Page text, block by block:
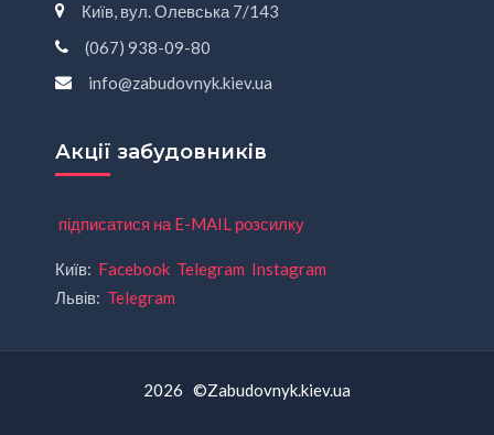
Київ, вул. Олевська 7/143
(067) 938-09-80
info@zabudovnyk.kiev.ua
Акції забудовників
підписатися на E-MAIL розсилку
Київ: Facebook Telegram Instagram
Львів: Telegram
2026 ©Zabudovnyk.kiev.ua